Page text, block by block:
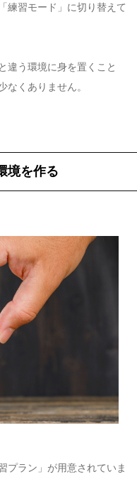
練習モード」に切り替えて
違う環境に身を置くこと
なくありません。
境を作る
プラン」が用意されていま